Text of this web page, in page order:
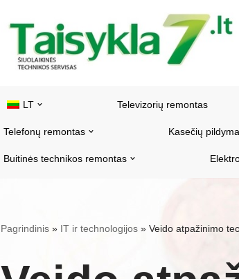
LT Televizorių remontas
Telefonų remontas Kasečių
Buitinės technikos remontas
Pagrindinis » IT ir technologijos » Veido atpažinimo